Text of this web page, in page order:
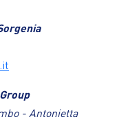
- Antonietta